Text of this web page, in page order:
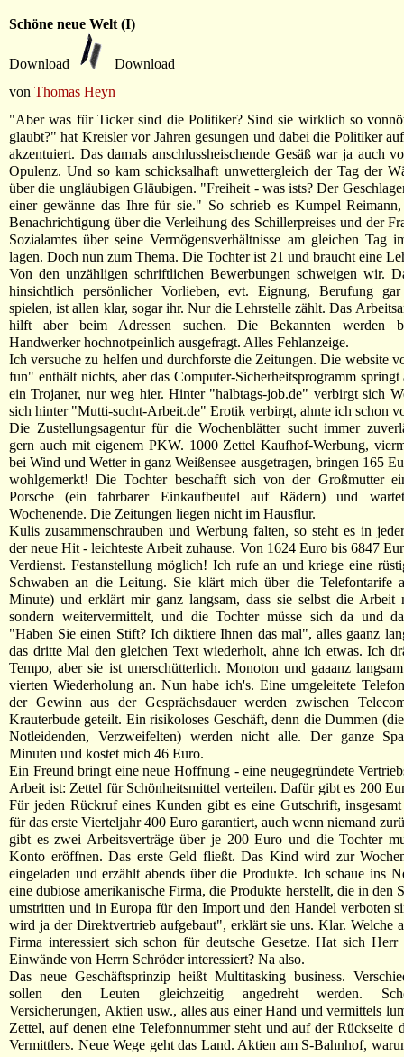
Schöne neue Welt (I)
Download
Download
von Thomas Heyn
"Aber was für Ticker sind die Politiker? Sind sie wirklich so
glaubt?" hat Kreisler vor Jahren gesungen und dabei die Politiker
akzentuiert. Das damals anschlussheischende Gesäß war ja auch
Opulenz. Und so kam schicksalhaft unwettergleich der Tag der
über die ungläubigen Gläubigen. "Freiheit - was ists? Der
einer gewänne das Ihre für sie." So schrieb es Kumpel
Benachrichtigung über die Verleihung des Schillerpreises und der
Sozialamtes über seine Vermögensverhältnisse am gleichen Tag
lagen. Doch nun zum Thema. Die Tochter ist 21 und braucht eine
Von den unzähligen schriftlichen Bewerbungen schweigen wir.
hinsichtlich persönlicher Vorlieben, evt. Eignung, Berufung
spielen, ist allen klar, sogar ihr. Nur die Lehrstelle zählt. Das
hilft aber beim Adressen suchen. Die Bekannten werden
Handwerker hochnotpeinlich ausgefragt. Alles Fehlanzeige.
Ich versuche zu helfen und durchforste die Zeitungen. Die website
fun" enthält nichts, aber das Computer-Sicherheitsprogramm
ein Trojaner, nur weg hier. Hinter "halbtags-job.de" verbirgt sich
sich hinter "Mutti-sucht-Arbeit.de" Erotik verbirgt, ahnte ich schon
Die Zustellungsagentur für die Wochenblätter sucht immer
gern auch mit eigenem PKW. 1000 Zettel Kaufhof-Werbung,
bei Wind und Wetter in ganz Weißensee ausgetragen, bringen 165
wohlgemerkt! Die Tochter beschafft sich von der Großmutter
Porsche (ein fahrbarer Einkaufbeutel auf Rädern) und
Wochenende. Die Zeitungen liegen nicht im Hausflur.
Kulis zusammenschrauben und Werbung falten, so steht es in
der neue Hit - leichteste Arbeit zuhause. Von 1624 Euro bis 6847
Verdienst. Festanstellung möglich! Ich rufe an und kriege eine
Schwaben an die Leitung. Sie klärt mich über die Telefontarife
Minute) und erklärt mir ganz langsam, dass sie selbst die Arbeit
sondern weitervermittelt, und die Tochter müsse sich da und
"Haben Sie einen Stift? Ich diktiere Ihnen das mal", alles gaanz
das dritte Mal den gleichen Text wiederholt, ahne ich etwas. Ich
Tempo, aber sie ist unerschütterlich. Monoton und gaaanz
vierten Wiederholung an. Nun habe ich's. Eine umgeleitete
der Gewinn aus der Gesprächsdauer werden zwischen
Krauterbude geteilt. Ein risikoloses Geschäft, denn die Dummen
Notleidenden, Verzweifelten) werden nicht alle. Der ganze
Minuten und kostet mich 46 Euro.
Ein Freund bringt eine neue Hoffnung - eine neugegründete
Arbeit ist: Zettel für Schönheitsmittel verteilen. Dafür gibt es 200
Für jeden Rückruf eines Kunden gibt es eine Gutschrift,
für das erste Vierteljahr 400 Euro garantiert, auch wenn niemand
gibt es zwei Arbeitsverträge über je 200 Euro und die Tochter
Konto eröffnen. Das erste Geld fließt. Das Kind wird zur
eingeladen und erzählt abends über die Produkte. Ich schaue ins
eine dubiose amerikanische Firma, die Produkte herstellt, die in den
umstritten und in Europa für den Import und den Handel verboten
wird ja der Direktvertrieb aufgebaut", erklärt sie uns. Klar. Welche
Firma interessiert sich schon für deutsche Gesetze. Hat sich
Einwände von Herrn Schröder interessiert? Na also.
Das neue Geschäftsprinzip heißt Multitasking business.
sollen den Leuten gleichzeitig angedreht werden.
Versicherungen, Aktien usw., alles aus einer Hand und vermittels
Zettel, auf denen eine Telefonnummer steht und auf der Rückseite
Vermittlers. Neue Wege geht das Land. Aktien am S-Bahnhof,